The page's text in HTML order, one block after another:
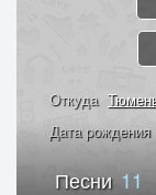
Откуда
Дата рождения
Песни 11